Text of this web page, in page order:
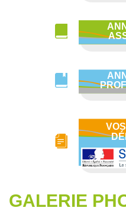
GALERIE